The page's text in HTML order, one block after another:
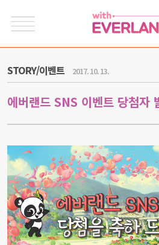
STORY/이벤트 2017. 10. 13.
에버랜드 SNS 이벤트 당첨자